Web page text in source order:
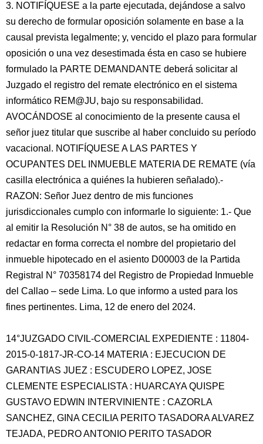
3. NOTIFÍQUESE a la parte ejecutada, dejándose a salvo
su derecho de formular oposición solamente en base a la
causal prevista legalmente; y, vencido el plazo para formular
oposición o una vez desestimada ésta en caso se hubiere
formulado la PARTE DEMANDANTE deberá solicitar al
Juzgado el registro del remate electrónico en el sistema
informático REM@JU, bajo su responsabilidad.
AVOCÁNDOSE al conocimiento de la presente causa el
señor juez titular que suscribe al haber concluido su período
vacacional. NOTIFÍQUESE A LAS PARTES Y
OCUPANTES DEL INMUEBLE MATERIA DE REMATE (vía
casilla electrónica a quiénes la hubieren señalado).-
RAZON: Señor Juez dentro de mis funciones
jurisdiccionales cumplo con informarle lo siguiente: 1.- Que
al emitir la Resolución N° 38 de autos, se ha omitido en
redactar en forma correcta el nombre del propietario del
inmueble hipotecado en el asiento D00003 de la Partida
Registral N° 70358174 del Registro de Propiedad Inmueble
del Callao – sede Lima. Lo que informo a usted para los
fines pertinentes. Lima, 12 de enero del 2024.
14°JUZGADO CIVIL-COMERCIAL EXPEDIENTE : 11804-
2015-0-1817-JR-CO-14 MATERIA : EJECUCION DE
GARANTIAS JUEZ : ESCUDERO LOPEZ, JOSE
CLEMENTE ESPECIALISTA : HUARCAYA QUISPE
GUSTAVO EDWIN INTERVINIENTE : CAZORLA
SANCHEZ, GINA CECILIA PERITO TASADORA ALVAREZ
TEJADA, PEDRO ANTONIO PERITO TASADOR